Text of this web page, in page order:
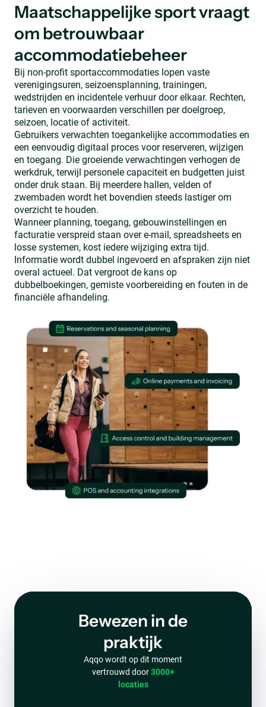
Maatschappelijke sport vraagt
om betrouwbaar
accommodatiebeheer
Bij non-profit sportaccommodaties lopen vaste
verenigingsuren, seizoensplanning, trainingen,
wedstrijden en incidentele verhuur door elkaar. Rechten,
tarieven en voorwaarden verschillen per doelgroep,
seizoen, locatie of activiteit.
Gebruikers verwachten toegankelijke accommodaties en
een eenvoudig digitaal proces voor reserveren, wijzigen
en toegang. Die groeiende verwachtingen verhogen de
werkdruk, terwijl personele capaciteit en budgetten juist
onder druk staan. Bij meerdere hallen, velden of
zwembaden wordt het bovendien steeds lastiger om
overzicht te houden.
Wanneer planning, toegang, gebouwinstellingen en
facturatie verspreid staan over e-mail, spreadsheets en
losse systemen, kost iedere wijziging extra tijd.
Informatie wordt dubbel ingevoerd en afspraken zijn niet
overal actueel. Dat vergroot de kans op
dubbelboekingen, gemiste voorbereiding en fouten in de
financiële afhandeling.
Bewezen in de
praktijk
Aqqo wordt op dit moment
vertrouwd door3000+
locaties